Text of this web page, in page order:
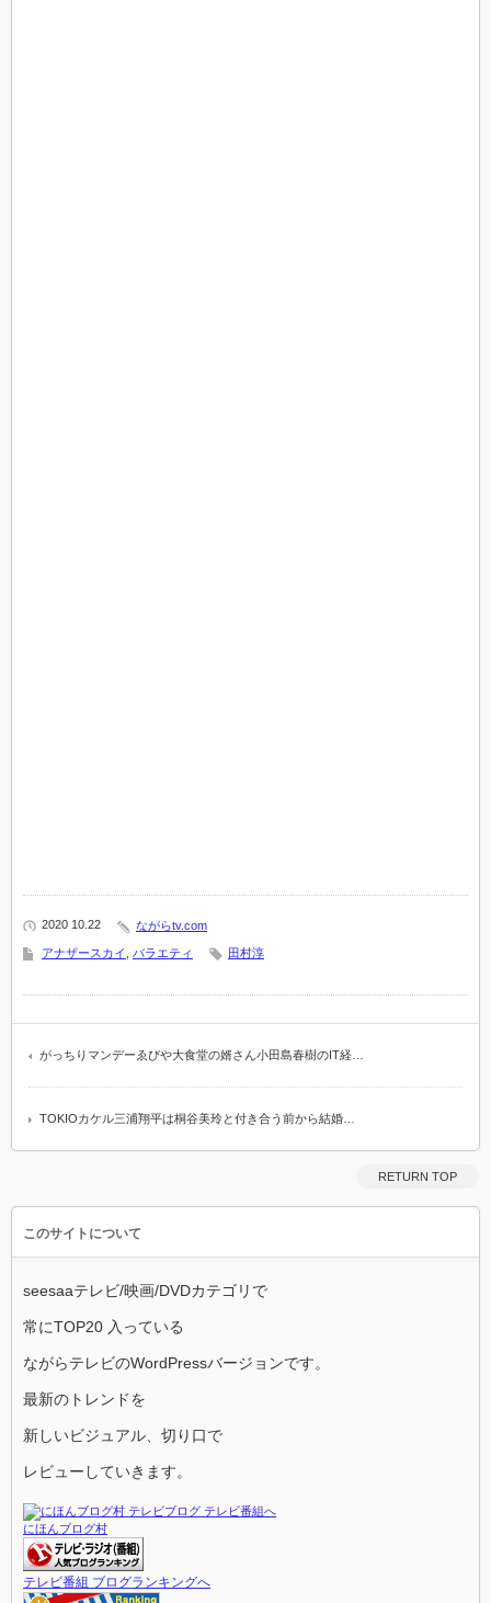
2020 10.22 ながらtv.com
アナザースカイ バラエティ 田村淳
がっちりマンデーゑびや大食堂の婿さん小田島春樹のIT経…
TOKIOカケル三浦翔平は桐谷美玲と付き合う前から結婚…
RETURN TOP
このサイトについて
seesaaテレビ/映画/DVDカテゴリで
常にTOP20 入っている
ながらテレビのWordPressバージョンです。
最新のトレンドを
新しいビジュアル、切り口で
レビューしていきます。
にほんブログ村
テレビ番組 ブログランキングへ